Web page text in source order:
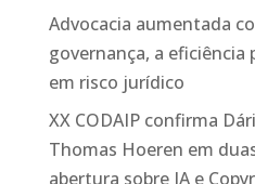
Advocacia aumentada
governança, a
em risco jurídico
XX CODAIP confirma
Thomas Hoeren em
abertura sobre IA e